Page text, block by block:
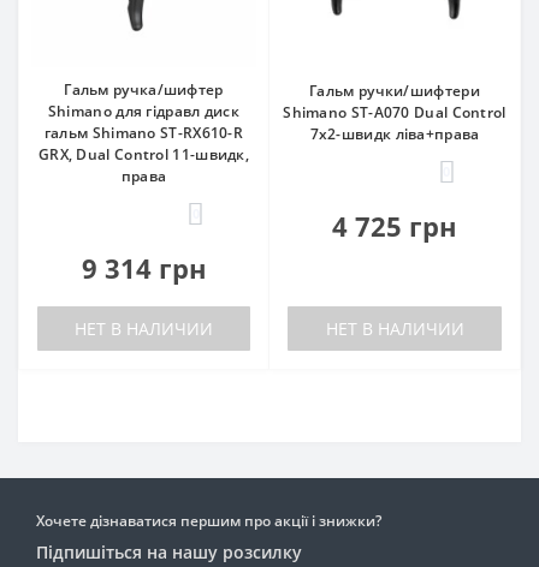
Гальм ручка/шифтер
Shimano для гідравл диск
гальм Shimano ST-RX610-R
GRX, Dual Control 11-швидк,
права
9 314 грн
НЕТ В НАЛИЧИИ
Гальм ручки/шифтери
Shimano ST-A070 Dual Control
7x2-швидк ліва+права
4 725 грн
НЕТ В НАЛИЧИИ
Хочете дізнаватися першим про акції і знижки?
Підпишіться на нашу розсилку